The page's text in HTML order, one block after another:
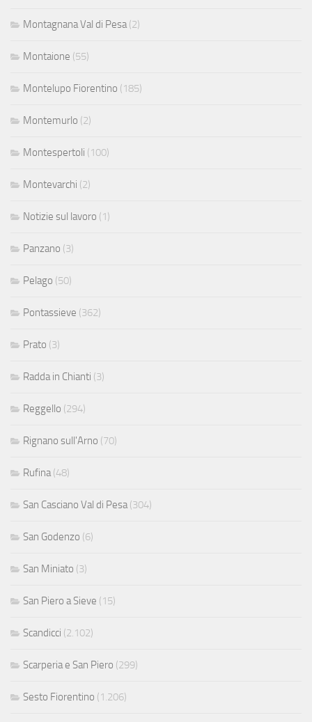
Montagnana Val di Pesa(2)
Montaione (55)
Montelupo Fiorentino (185)
Montemurlo (2)
Montespertoli (100)
Montevarchi (2)
Notizie sul lavoro (1)
Panzano (3)
Pelago (50)
Pontassieve (362)
Prato (3)
Radda in Chianti (3)
Reggello (294)
Rignano sull'Arno (70)
Rufina(48)
San Casciano Val di Pesa(304)
San Godenzo (6)
San Miniato (3)
San Piero a Sieve (15)
Scandicci (2.102)
Scarperia e San Piero (299)
Sesto Fiorentino (1.206)